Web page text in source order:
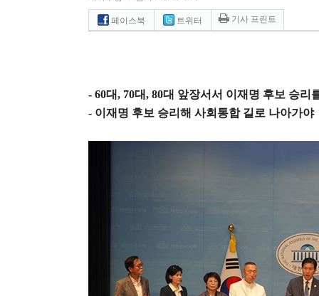
페이스북 트위터 기사 프린트
- 60대, 70대, 80대 앞장서서 이재명 후보 승리
- 이재명 후보 승리해 사회통합 길로 나아가야